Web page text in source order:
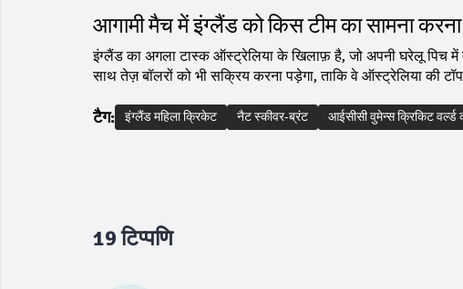
आगामी मैच में इंग्लैंड को किस टीम का सामना
इंग्लैंड का अगला टास्क ऑस्ट्रेलिया के खिलाफ़ है, जो अपनी घरेलू पिच
साथ तेज़ बॉलरों को भी सक्रिय करना पड़ेगा, ताकि वे ऑस्ट्रेलिया की
टैग: इंग्लैंड महिला क्रिकेट नैट स्कीवर-ब्रंट आईसीसी वुमेन्स क्रिकिट
19 टिप्पणि